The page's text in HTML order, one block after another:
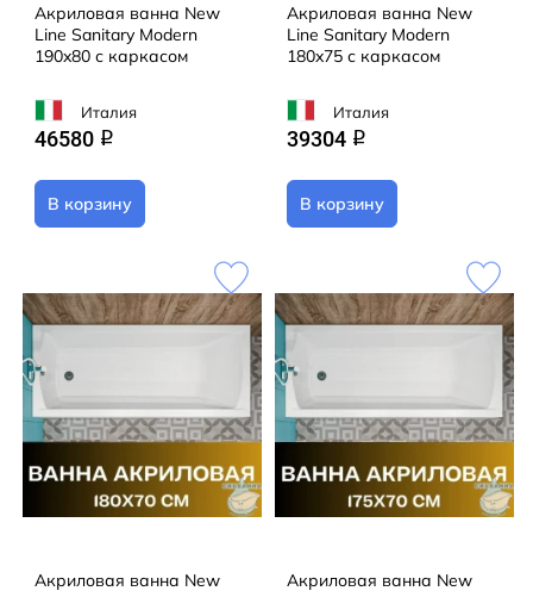
Акриловая ванна New
Line Sanitary Modern
190x80 с каркасом
Италия
46580 q
В корзину
Акриловая ванна New
Line Sanitary Modern
180x75 с каркасом
Италия
39304 q
В корзину
Акриловая ванна New
Акриловая ванна New